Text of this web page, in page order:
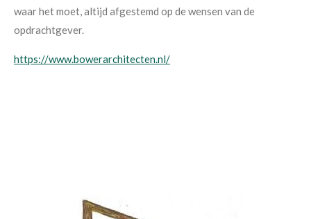
waar het moet, altijd afgestemd op de wensen van de
opdrachtgever.
https://www.bowerarchitecten.nl/